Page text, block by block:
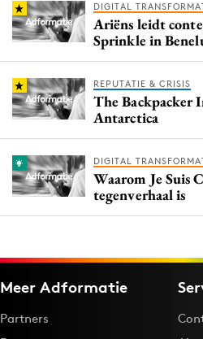
DIGITAL
Ariëns leidt
Sprinkle in
REPUTATIE & CRISIS
The Backpacker
Antarctica
DIGITAL
Waarom Je Suis
tegenverhaal is
Meer Adformatie
Partners